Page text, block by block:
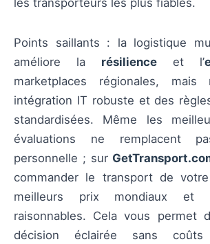
Points saillants : la logistique
améliore la résilience et l’
marketplaces régionales, mais
intégration IT robuste et des
standardisées. Même les
évaluations ne remplacent
personnelle ; sur
commander le transport de
meilleurs prix mondiaux
raisonnables. Cela vous permet
décision éclairée sans